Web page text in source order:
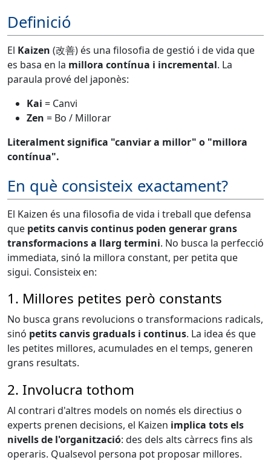
Definició
El Kaizen (改善) és una filosofia de gestió i de vida que
es basa en la millora contínua i incremental. La
paraula prové del japonès:
Kai = Canvi
Zen = Bo / Millorar
Literalment significa "canviar a millor" o "millora
contínua".
En què consisteix exactament?
El Kaizen és una filosofia de vida i treball que defensa
que petits canvis continus poden generar grans
transformacions a llarg termini. No busca la perfecció
immediata, sinó la millora constant, per petita que
sigui. Consisteix en:
1. Millores petites però constants
No busca grans revolucions o transformacions radicals,
sinó petits canvis graduals i continus. La idea és que
les petites millores, acumulades en el temps, generen
grans resultats.
2. Involucra tothom
Al contrari d'altres models on només els directius o
experts prenen decisions, el Kaizen implica tots els
nivells de l'organització: des dels alts càrrecs fins als
operaris. Qualsevol persona pot proposar millores.